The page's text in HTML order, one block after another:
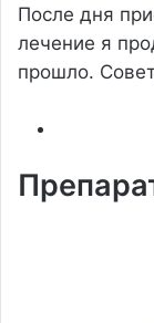
После дня
лечение я
прошло.